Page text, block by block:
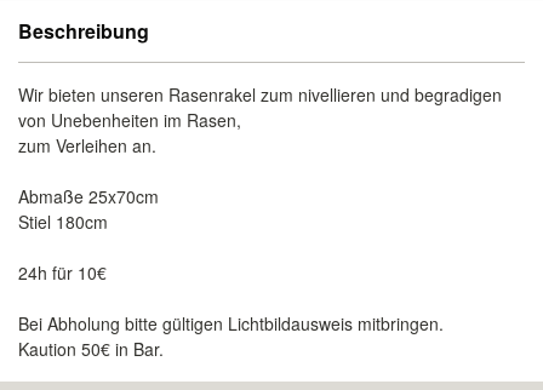
Beschreibung
Wir bieten unseren Rasenrakel zum nivellieren und begradigen
von Unebenheiten im Rasen,
zum Verleihen an.
Abmaße 25x70cm
Stiel 180cm
24h für 10€
Bei Abholung bitte gültigen Lichtbildausweis mitbringen.
Kaution 50€ in Bar.